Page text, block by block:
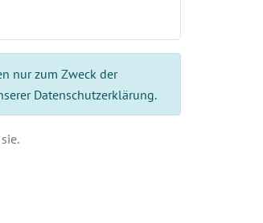
nur zum Zweck der
Datenschutzerklärung.